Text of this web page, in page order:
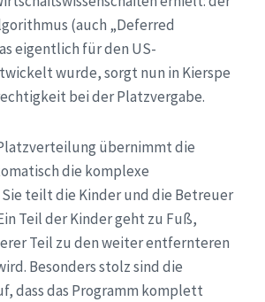
(auch „Deferred
eigentlich für den US-
wurde, sorgt nun in Kierspe
bei der Platzvergabe.
übernimmt die
die komplexe
teilt die Kinder und die Betreuer
Teil der Kinder geht zu Fuß,
Teil zu den weiter entfernteren
Besonders stolz sind die
dass das Programm komplett